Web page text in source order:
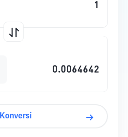
Konversi